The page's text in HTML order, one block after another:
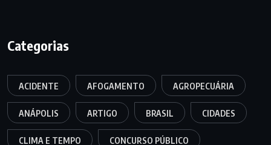
Categorias
ACIDENTE AFOGAMENTO AGROPECUÁRIA
ANÁPOLIS ARTIGO BRASIL CIDADES
CLIMA E TEMPO CONCURSO PÚBLICO